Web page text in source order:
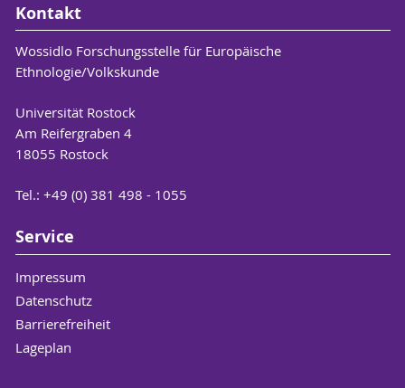
Kontakt
Wossidlo Forschungsstelle für Europäische
Ethnologie/Volkskunde
Universität Rostock
Am Reifergraben 4
18055 Rostock
Tel.: +49 (0) 381 498 - 1055
Service
Impressum
Datenschutz
Barrierefreiheit
Lageplan